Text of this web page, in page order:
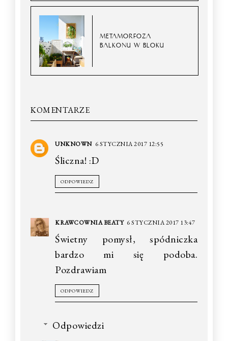
METAMORFOZA
BALKONU W BLOKU
KOMENTARZE
UNKNOWN 6 STYCZNIA 2017 12:55
Śliczna! :D
ODPOWIEDZ
KRAWCOWNIA BEATY 6 STYCZNIA 2017 13:47
Świetny pomysł, spódniczka
bardzo mi się podoba.
Pozdrawiam
ODPOWIEDZ
Odpowiedzi